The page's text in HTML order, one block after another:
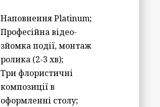
Наповнення Platinum;
Професійна відео-
зйомка події, монтаж
ролика (2-3 хв);
Три флористичні
композиції в
оформленні столу;